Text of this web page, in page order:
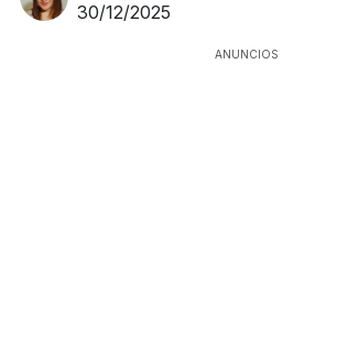
30/12/2025
ANUNCIOS